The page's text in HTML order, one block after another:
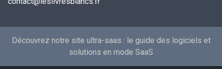
Découvrez notre site ultra-saas : le guide des logiciels et
solutions en mode SaaS